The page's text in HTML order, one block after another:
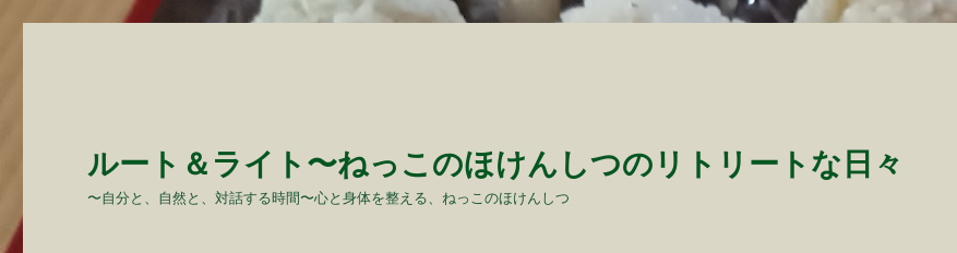
ルート＆ライト〜ねっこのほけんしつのリトリートな日々
〜自分と、自然と、対話する時間〜心と身体を整える、ねっこのほけんしつ